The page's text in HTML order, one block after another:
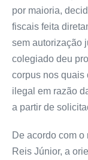
por maioria,
fiscais feita
sem autorização
colegiado deu
corpus nos quais
ilegal em razão
a partir de
De acordo com
Reis Júnior, a